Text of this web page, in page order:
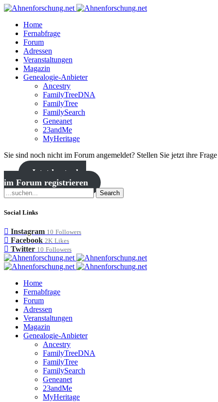
Home
Fernabfrage
Forum
Adressen
Veranstaltungen
Magazin
Genealogie-Anbieter
Ancestry
FamilyTreeDNA
FamilyTree
FamilySearch
Geneanet
23andMe
MyHeritage
Sie sind noch nicht im Forum angemeldet? Stellen Sie jetzt ihre
Jetzt kostenlos
im Forum registrieren
Search
Social Links
Instagram 10 Followers
Facebook 2K Likes
Twitter 10 Followers
Home
Fernabfrage
Forum
Adressen
Veranstaltungen
Magazin
Genealogie-Anbieter
Ancestry
FamilyTreeDNA
FamilyTree
FamilySearch
Geneanet
23andMe
MyHeritage